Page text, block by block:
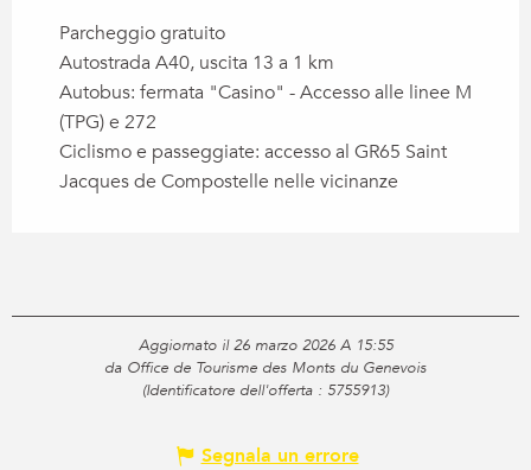
Parcheggio gratuito
Autostrada A40, uscita 13 a 1 km
Autobus: fermata "Casino" - Accesso alle linee M
(TPG) e 272
Ciclismo e passeggiate: accesso al GR65 Saint
Jacques de Compostelle nelle vicinanze
Aggiornato il 26 marzo 2026 A 15:55
da Office de Tourisme des Monts du Genevois
(Identificatore dell'offerta : 5755913)
Segnala un errore